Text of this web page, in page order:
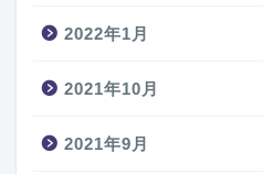
2022年1月
2021年10月
2021年9月